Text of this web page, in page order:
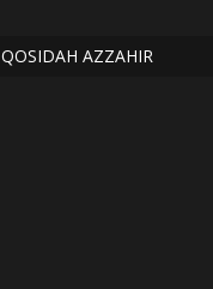
QOSIDAH AZZAHIR